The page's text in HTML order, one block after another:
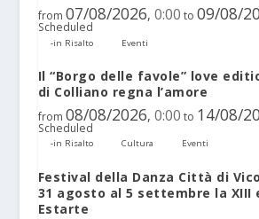
from 07/08/2026, 0:00 to 09/08/
Scheduled
-in Risalto Eventi
Il “Borgo delle favole” love
di Colliano regna l’amore
from 08/08/2026, 0:00 to 14/08/
Scheduled
-in Risalto Cultura Eventi
Festival della Danza Città di
31 agosto al 5 settembre la XIII
Estarte